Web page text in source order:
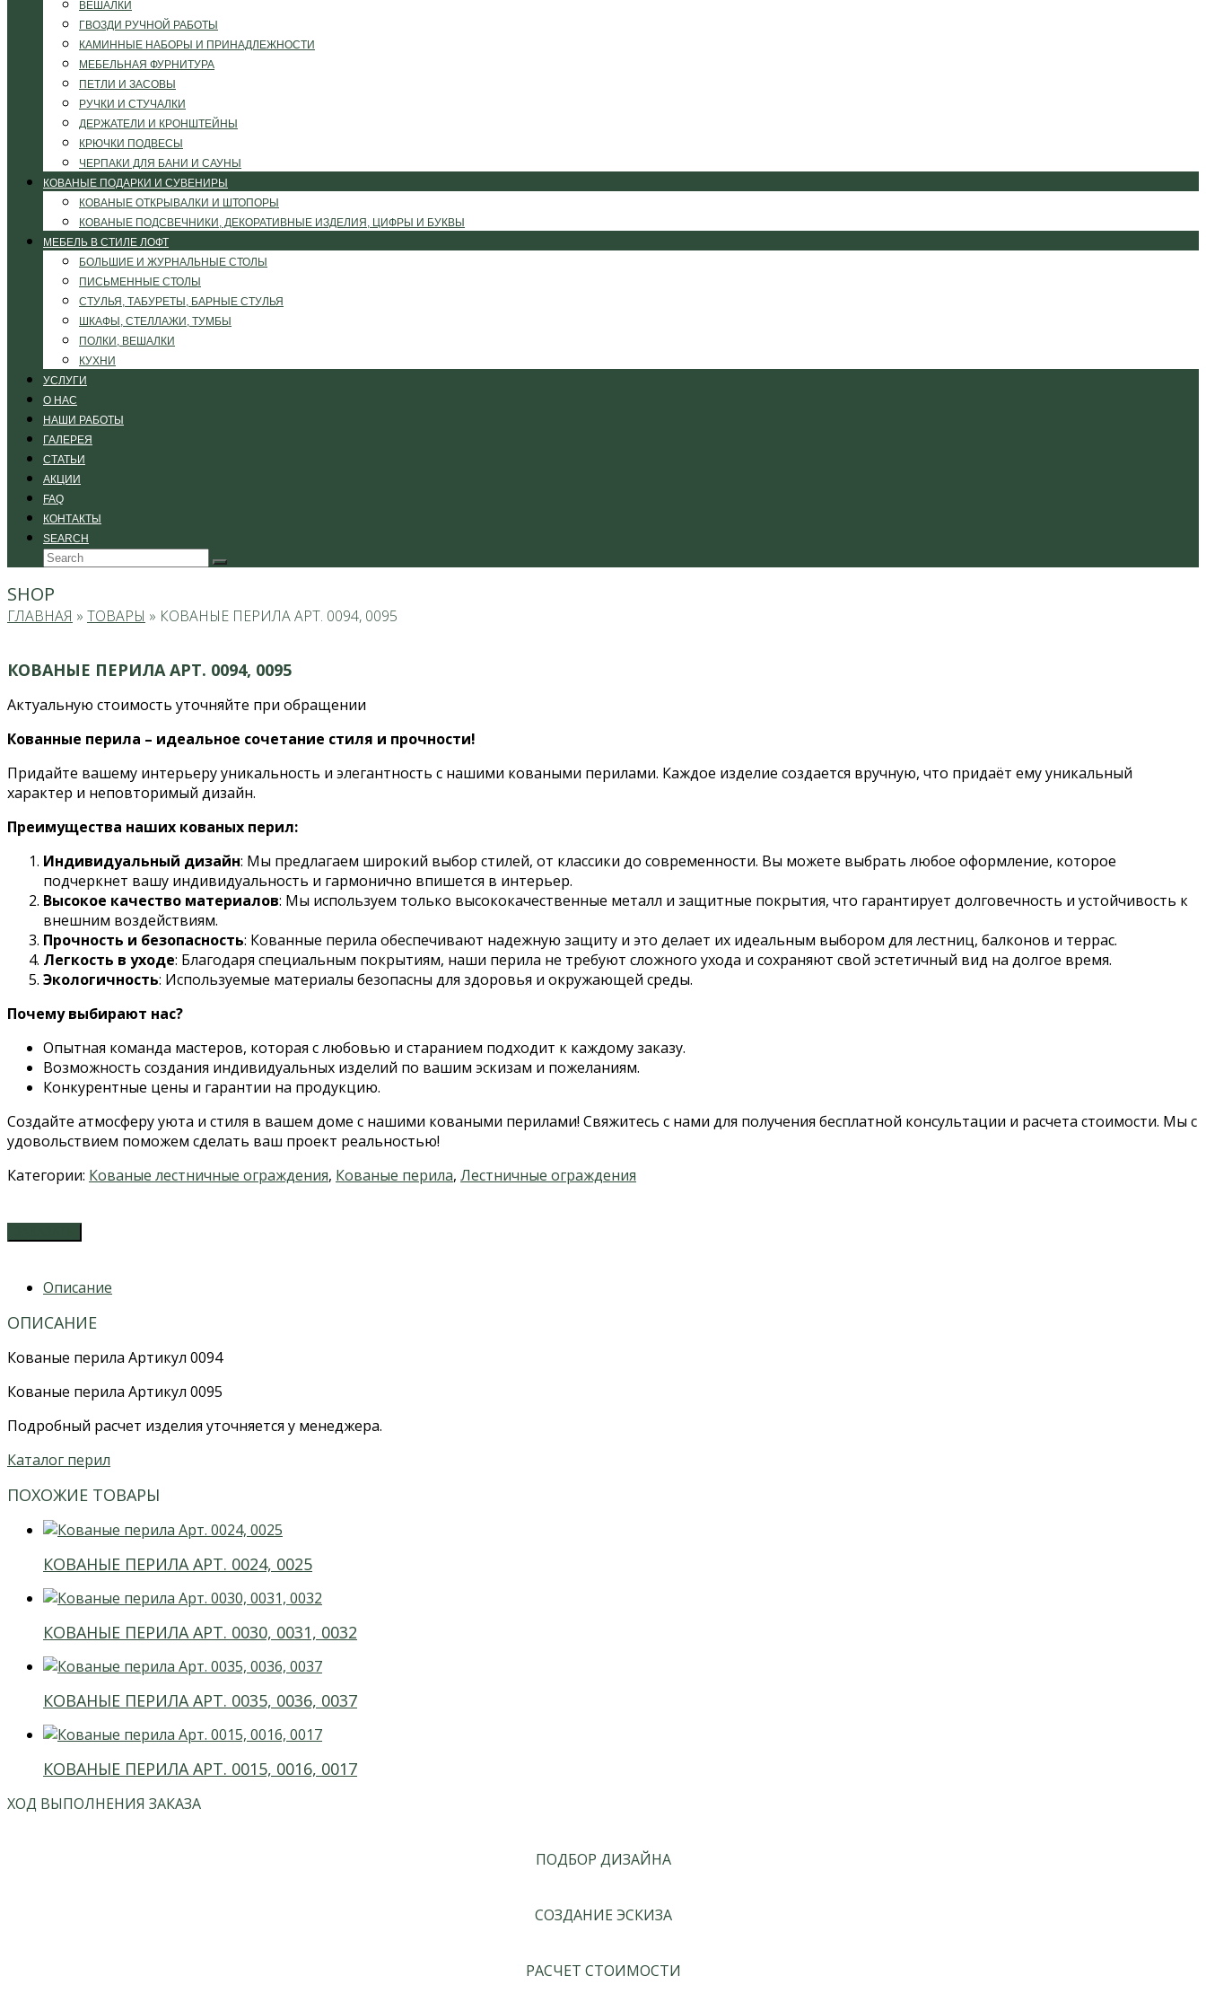
ВЕШАЛКИ
ГВОЗДИ РУЧНОЙ РАБОТЫ
КАМИННЫЕ НАБОРЫ И ПРИНАДЛЕЖНОСТИ
МЕБЕЛЬНАЯ ФУРНИТУРА
ПЕТЛИ И ЗАСОВЫ
РУЧКИ И СТУЧАЛКИ
ДЕРЖАТЕЛИ И КРОНШТЕЙНЫ
КРЮЧКИ ПОДВЕСЫ
ЧЕРПАКИ ДЛЯ БАНИ И САУНЫ
КОВАНЫЕ ПОДАРКИ И СУВЕНИРЫ
КОВАНЫЕ ОТКРЫВАЛКИ И ШТОПОРЫ
КОВАНЫЕ ПОДСВЕЧНИКИ, ДЕКОРАТИВНЫЕ ИЗДЕЛИЯ, ЦИФРЫ И БУКВЫ
МЕБЕЛЬ В СТИЛЕ ЛОФТ
БОЛЬШИЕ И ЖУРНАЛЬНЫЕ СТОЛЫ
ПИСЬМЕННЫЕ СТОЛЫ
СТУЛЬЯ, ТАБУРЕТЫ, БАРНЫЕ СТУЛЬЯ
ШКАФЫ, СТЕЛЛАЖИ, ТУМБЫ
ПОЛКИ, ВЕШАЛКИ
КУХНИ
УСЛУГИ
О НАС
НАШИ РАБОТЫ
ГАЛЕРЕЯ
СТАТЬИ
АКЦИИ
FAQ
КОНТАКТЫ
SEARCH
Search
Submit
SHOP
ГЛАВНАЯ » ТОВАРЫ » КОВАНЫЕ ПЕРИЛА АРТ. 0094, 0095
КОВАНЫЕ ПЕРИЛА АРТ. 0094, 0095
Актуальную стоимость уточняйте при обращении
Кованные перила – идеальное сочетание стиля и прочности!
Придайте вашему интерьеру уникальность и элегантность с нашими коваными перилами. Каждое изделие создается вручную, что придаёт ему уникальный
характер и неповторимый дизайн.
Преимущества наших кованых перил:
Индивидуальный дизайн: Мы предлагаем широкий выбор стилей, от классики до современности. Вы можете выбрать любое оформление, которое
подчеркнет вашу индивидуальность и гармонично впишется в интерьер.
Высокое качество материалов: Мы используем только высококачественные металл и защитные покрытия, что гарантирует долговечность и устойчивость к
внешним воздействиям.
Прочность и безопасность: Кованные перила обеспечивают надежную защиту и это делает их идеальным выбором для лестниц, балконов и террас.
Легкость в уходе: Благодаря специальным покрытиям, наши перила не требуют сложного ухода и сохраняют свой эстетичный вид на долгое время.
Экологичность: Используемые материалы безопасны для здоровья и окружающей среды.
Почему выбирают нас?
Опытная команда мастеров, которая с любовью и старанием подходит к каждому заказу.
Возможность создания индивидуальных изделий по вашим эскизам и пожеланиям.
Конкурентные цены и гарантии на продукцию.
Создайте атмосферу уюта и стиля в вашем доме с нашими коваными перилами! Свяжитесь с нами для получения бесплатной консультации и расчета стоимости. Мы с
удовольствием поможем сделать ваш проект реальностью!
Категории: Кованые лестничные ограждения, Кованые перила, Лестничные ограждения
Описание
ОПИСАНИЕ
Кованые перила Артикул 0094
Кованые перила Артикул 0095
Подробный расчет изделия уточняется у менеджера.
Каталог перил
ПОХОЖИЕ ТОВАРЫ
КОВАНЫЕ ПЕРИЛА АРТ. 0024, 0025
КОВАНЫЕ ПЕРИЛА АРТ. 0030, 0031, 0032
КОВАНЫЕ ПЕРИЛА АРТ. 0035, 0036, 0037
КОВАНЫЕ ПЕРИЛА АРТ. 0015, 0016, 0017
ХОД ВЫПОЛНЕНИЯ ЗАКАЗА
ПОДБОР ДИЗАЙНА
СОЗДАНИЕ ЭСКИЗА
РАСЧЕТ СТОИМОСТИ